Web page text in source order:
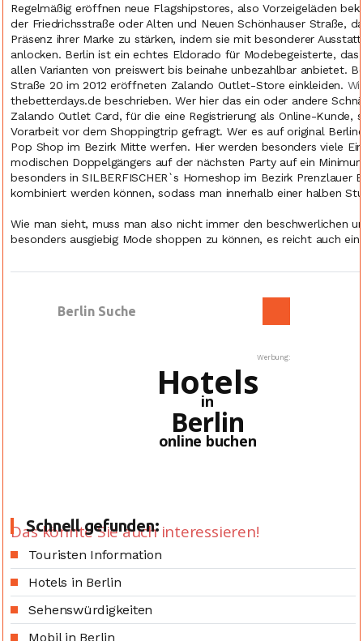
Regelmäßig eröffnen neue Flagshipstores, also Vorzeigeläden
der Friedrichsstraße oder Alten und Neuen Schönhauser Straße,
Präsenz ihrer Marke zu stärken, indem sie mit besonderer
anlocken. Berlin ist ein echtes Eldorado für Modebegeisterte,
allen Varianten von preiswert bis beinahe unbezahlbar anbietet.
Straße 20 im 2012 eröffneten Zalando Outlet-Store einkleiden.
thebetterdays.de beschrieben. Wer hier das ein oder andere
Zalando Outlet Card, für die eine Registrierung als Online-
Vorarbeit vor dem Shoppingtrip gefragt. Wer es auf original
Pop Shop im Bezirk Mitte werfen. Hier werden besonders viele
modischen Doppelgängers auf der nächsten Party auf ein
besonders in SILBERFISCHER`s Homeshop im Bezirk
kombiniert werden können, sodass man innerhalb einer halben
Wie man sieht, muss man also nicht immer den beschwerlichen
besonders ausgiebig Mode shoppen zu können, es reicht auch
Das könnte Sie auch interessieren!
Werbung:
Hotels
in
Berlin
online buchen
Schnell gefunden:
Touristen Information
Hotels in Berlin
Sehenswürdigkeiten
Mobil in Berlin